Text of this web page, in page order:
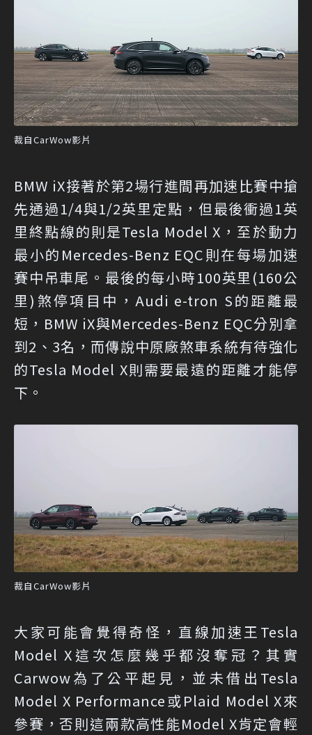
裁自CarWow影片
BMW iX接著於第2場行進間再加速比賽中搶
先通過1/4與1/2英里定點，但最後衝過1英
里終點線的則是Tesla Model X，至於動力
最小的Mercedes-Benz EQC則在每場加速
賽中吊車尾。最後的每小時100英里(160公
里)煞停項目中，Audi e-tron S的距離最
短，BMW iX與Mercedes-Benz EQC分別拿
到2、3名，而傳說中原廠煞車系統有待強化
的Tesla Model X則需要最遠的距離才能停
下。
裁自CarWow影片
大家可能會覺得奇怪，直線加速王Tesla
Model X這次怎麼幾乎都沒奪冠？其實
Carwow為了公平起見，並未借出Tesla
Model X Performance或Plaid Model X來
參賽，否則這兩款高性能Model X肯定會輕